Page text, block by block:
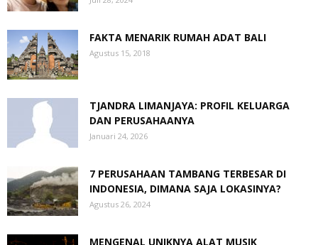
FAKTA MENARIK RUMAH ADAT BALI
Agustus 15, 2018
TJANDRA LIMANJAYA: PROFIL KELUARGA
DAN PERUSAHAANYA
Januari 24, 2026
7 PERUSAHAAN TAMBANG TERBESAR DI
INDONESIA, DIMANA SAJA LOKASINYA?
Agustus 26, 2024
MENGENAL UNIKNYA ALAT MUSIK